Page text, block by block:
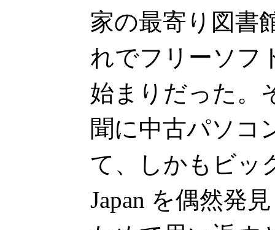
家の最寄り図書
れでフリーソフ
始まりだった。
聞に中古パソコ
て、しかもビッ
Japan を偶然発